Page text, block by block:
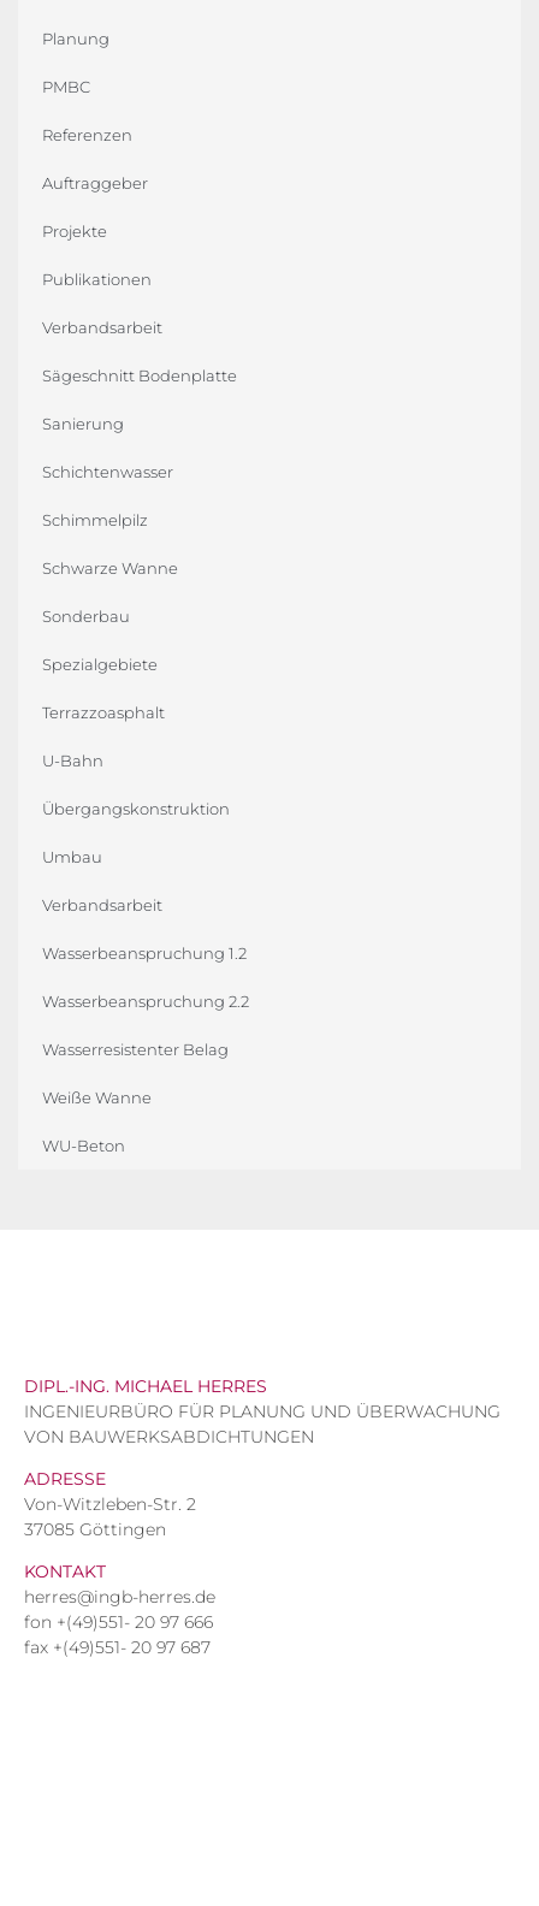
Planung
PMBC
Referenzen
Auftraggeber
Projekte
Publikationen
Verbandsarbeit
Sägeschnitt Bodenplatte
Sanierung
Schichtenwasser
Schimmelpilz
Schwarze Wanne
Sonderbau
Spezialgebiete
Terrazzoasphalt
U-Bahn
Übergangskonstruktion
Umbau
Verbandsarbeit
Wasserbeanspruchung 1.2
Wasserbeanspruchung 2.2
Wasserresistenter Belag
Weiße Wanne
WU-Beton
DIPL.-ING. MICHAEL HERRES
INGENIEURBÜRO FÜR PLANUNG UND ÜBERWACHUNG
VON BAUWERKSABDICHTUNGEN
ADRESSE
Von-Witzleben-Str. 2
37085 Göttingen
KONTAKT
herres@ingb-herres.de
fon +(49)551- 20 97 666
fax +(49)551- 20 97 687